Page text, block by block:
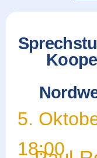
5.
18:00